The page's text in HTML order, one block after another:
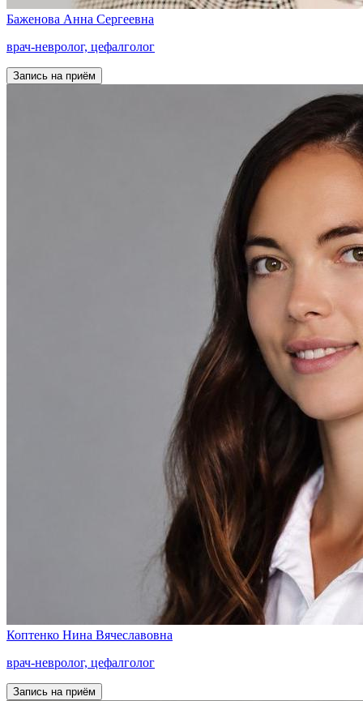
Баженова Анна Сергеевна
врач-невролог, цефалголог
Запись на приём
Коптенко Нина Вячеславовна
врач-невролог, цефалголог
Запись на приём